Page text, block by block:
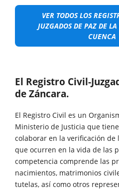
VER TODOS LOS
JUZGADOS DE PAZ DE
CUENCA
El Registro Civil-
de Záncara.
El Registro Civil es un
Ministerio de Justicia que
colaborar en la verificación de
que ocurren en la vida de las
competencia comprende las
nacimientos, matrimonios
tutelas, así como otros